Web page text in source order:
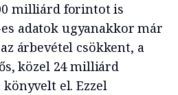
milliárd forintot is
adatok ugyanakkor már
árbevétel csökkent, a
közel 24 milliárd
el. Ezzel